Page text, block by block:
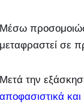
Μέσω
μεταφραστεί σε
Μετά την
αποφασιστικά